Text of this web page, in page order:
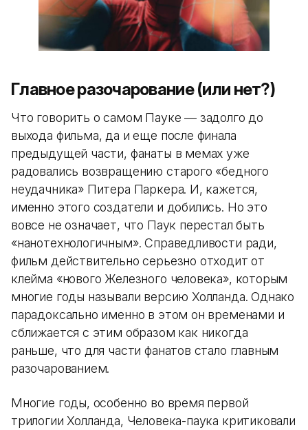
Главное разочарование (или нет?)
Что говорить о самом Пауке — задолго до
выхода фильма, да и еще после финала
предыдущей части, фанаты в мемах уже
радовались возвращению старого «бедного
неудачника» Питера Паркера. И, кажется,
именно этого создатели и добились. Но это
вовсе не означает, что Паук перестал быть
«нанотехнологичным». Справедливости ради,
фильм действительно серьезно отходит от
клейма «нового Железного человека», которым
многие годы называли версию Холланда. Однако
парадоксально именно в этом он временами и
сближается с этим образом как никогда
раньше, что для части фанатов стало главным
разочарованием.
Многие годы, особенно во время первой
трилогии Холланда, Человека-паука критиковали